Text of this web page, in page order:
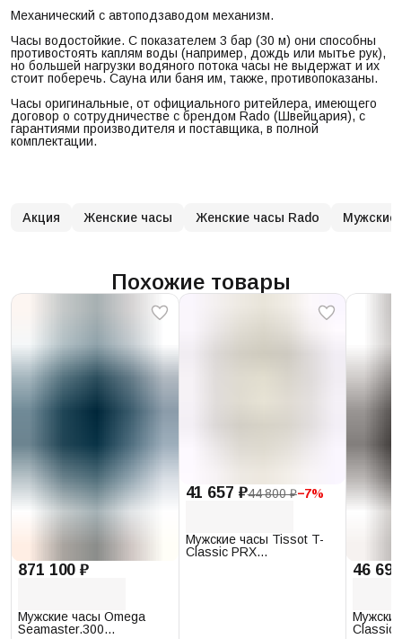
Механический с автоподзаводом механизм.
Часы водостойкие. С показателем 3 бар (30 м) они способны
противостоять каплям воды (например, дождь или мытье рук),
но большей нагрузки водяного потока часы не выдержат и их
стоит поберечь. Сауна или баня им, также, противопоказаны.
Часы оригинальные, от официального ритейлера, имеющего
договор о сотрудничестве с брендом Rado (Швейцария), с
гарантиями производителя и поставщика, в полной
комплектации.
Акция Женские часы Женские часы Rado Мужские
Похожие товары
871 100 ₽
Мужские часы Omega
Seamaster.300
41 657 ₽44 800 ₽−7%
Мужские часы Tissot T-
Classic PRX
46
Classic